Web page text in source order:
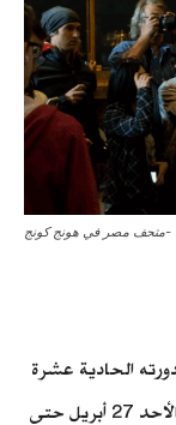
-متحف مصر في هونج كونج
الحادية عشرة
بدعم من هيئة تنشيط السياحة، في الفترة من الأحد 27 أبريل حتى